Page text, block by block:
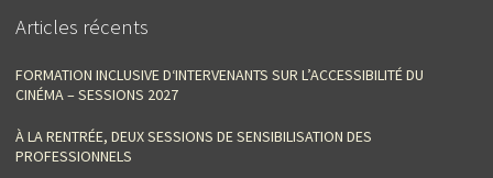
Articles récents
FORMATION INCLUSIVE D‘INTERVENANTS SUR L’ACCESSIBILITÉ DU
CINÉMA – SESSIONS 2027
À LA RENTRÉE, DEUX SESSIONS DE SENSIBILISATION DES
PROFESSIONNELS